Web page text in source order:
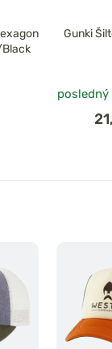
Gunki